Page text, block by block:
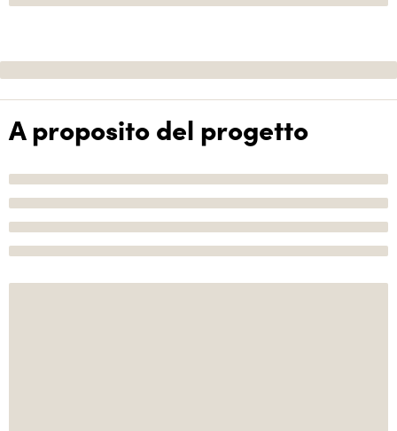
A proposito del progetto